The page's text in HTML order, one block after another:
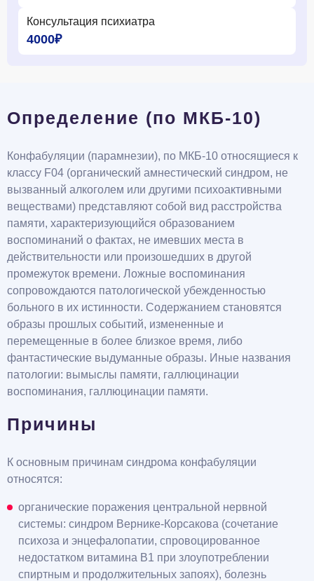
Консультация психиатра
4000₽
Определение (по МКБ-10)
Конфабуляции (парамнезии), по МКБ-10 относящиеся к
классу F04 (органический амнестический синдром, не
вызванный алкоголем или другими психоактивными
веществами) представляют собой вид расстройства
памяти, характеризующийся образованием
воспоминаний о фактах, не имевших места в
действительности или произошедших в другой
промежуток времени. Ложные воспоминания
сопровождаются патологической убежденностью
больного в их истинности. Содержанием становятся
образы прошлых событий, измененные и
перемещенные в более близкое время, либо
фантастические выдуманные образы. Иные названия
патологии: вымыслы памяти, галлюцинации
воспоминания, галлюцинации памяти.
Причины
К основным причинам синдрома конфабуляции
относятся:
органические поражения центральной нервной
системы: синдром Вернике-Корсакова (сочетание
психоза и энцефалопатии, спровоцированное
недостатком витамина B1 при злоупотреблении
спиртным и продолжительных запоях), болезнь